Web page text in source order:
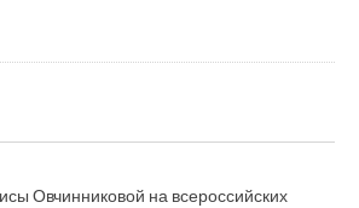
Овчинниковой на всероссийских